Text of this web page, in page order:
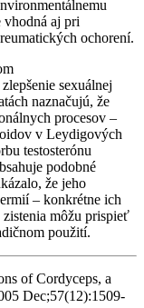
vhodná aj pri
ochorení.
sexuálnej
naznačujú, že
procesov –
v Leydigových
testosterónu
podobné
že jeho
– konkrétne ich
môžu prispieť
použití.
of Cordyceps, a
Dec;57(12):1509-